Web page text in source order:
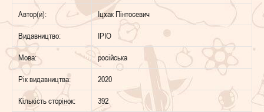
Автор(и): Іцхак Пінтосевич
Видавництво: IPIO
Мова: російська
Рік видавництва: 2020
Кількість сторінок: 392